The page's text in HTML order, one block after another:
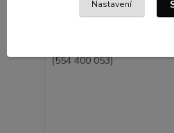
Nastavení